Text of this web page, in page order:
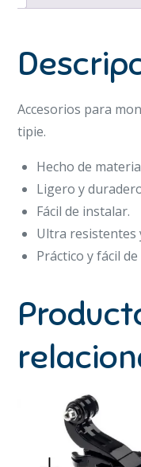
Accesorios para
tipie.
Hecho de
Ligero y
Fácil de instalar.
Ultra resistentes
Práctico y fácil